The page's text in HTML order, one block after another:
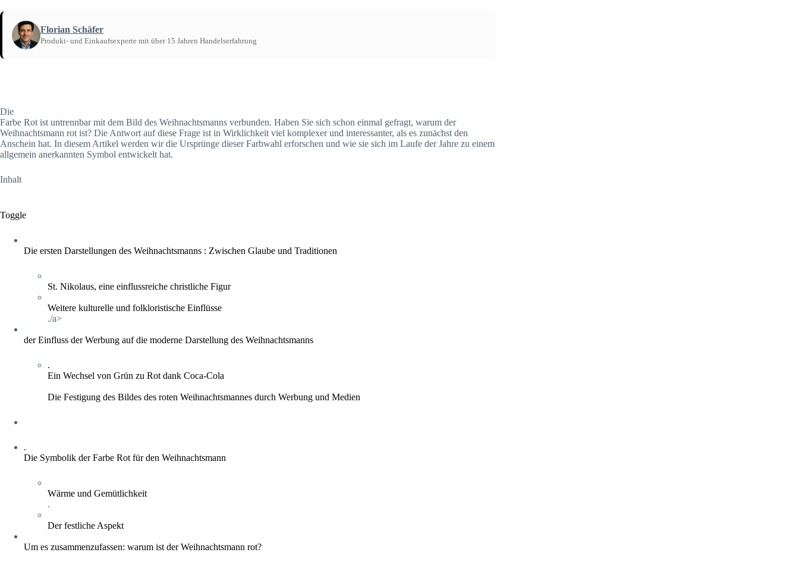
Florian Schäfer
Produkt- und Einkaufsexperte mit über 15 Jahren Handelserfahrung
Die
Farbe Rot ist untrennbar mit dem Bild des Weihnachtsmanns verbunden. Haben Sie sich schon einmal gefragt, warum der
Weihnachtsmann rot ist? Die Antwort auf diese Frage ist in Wirklichkeit viel komplexer und interessanter, als es zunächst den
Anschein hat. In diesem Artikel werden wir die Ursprünge dieser Farbwahl erforschen und wie sie sich im Laufe der Jahre zu einem
allgemein anerkannten Symbol entwickelt hat.
Inhalt
Toggle
Die ersten Darstellungen des Weihnachtsmanns : Zwischen Glaube und Traditionen
St. Nikolaus, eine einflussreiche christliche Figur
Weitere kulturelle und folkloristische Einflüsse
./a>
der Einfluss der Werbung auf die moderne Darstellung des Weihnachtsmanns
.
Ein Wechsel von Grün zu Rot dank Coca-Cola
Die Festigung des Bildes des roten Weihnachtsmannes durch Werbung und Medien
.
Die Symbolik der Farbe Rot für den Weihnachtsmann
Wärme und Gemütlichkeit
.
Der festliche Aspekt
Um es zusammenzufassen: warum ist der Weihnachtsmann rot?